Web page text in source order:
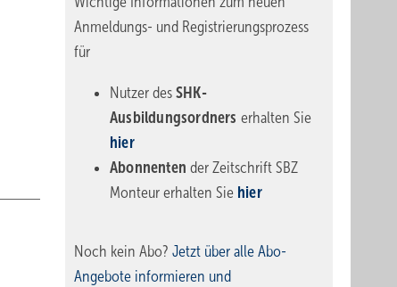
Anmeldungs- und Registrierungsprozess
für
Nutzer des SHK-
Ausbildungsordners erhalten Sie
hier
Abonnentender Zeitschrift SBZ
Monteur erhalten Sie hier
Noch kein Abo? Jetzt über alle Abo-
Angebote informieren und